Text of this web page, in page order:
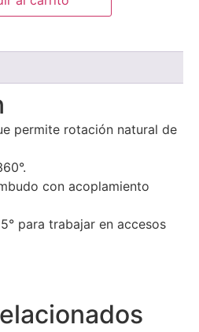
permite rotación natural de
con acoplamiento
para trabajar en accesos